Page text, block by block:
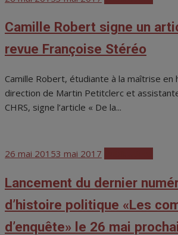
Camille Robert signe un
revue Françoise Stéréo
Camille Robert, étudiante à la maîtrise en
direction de Martin Petitclerc et
CHRS, signe l’article « De la...
Posted
26 mai 20153 mai 2017
Lancement du dernier
d’histoire politique «Les
d’enquête» le 26 mai